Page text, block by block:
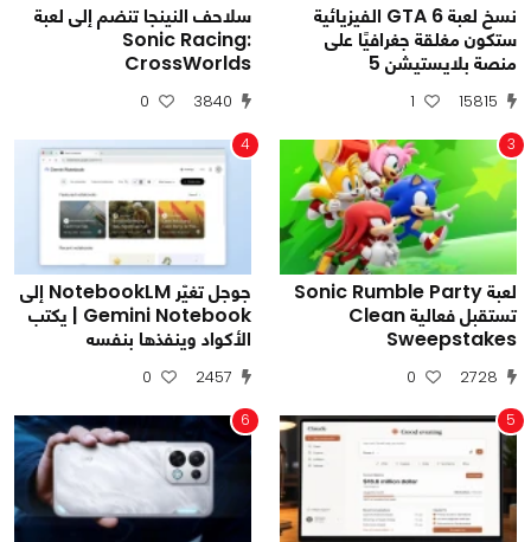
نسخ لعبة GTA 6 الفيزيائية
ستكون مغلقة جغرافيًا على
منصة بلايستيشن 5
15815
1
سلاحف النينجا تنضم إلى لعبة
Sonic Racing:
CrossWorlds
3840
0
3
لعبة Sonic Rumble Party
تستقبل فعالية Clean
Sweepstakes
2728
0
4
جوجل تغيّر NotebookLM إلى
Gemini Notebook | يكتب
الأكواد وينفذها بنفسه
2457
0
5
6